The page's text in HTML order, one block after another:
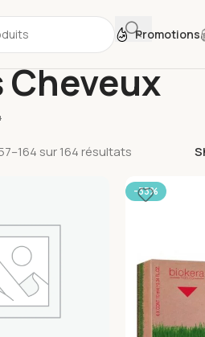
Promotions
sur 164 résultats
-33%